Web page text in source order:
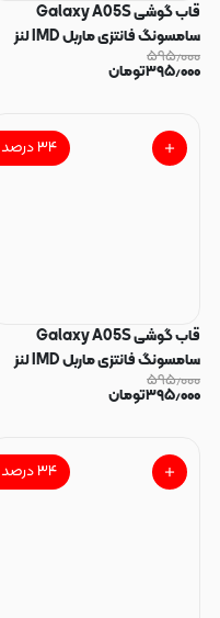
قاب گوشی Galaxy A05S
سامسونگ فانتزی ماربل IMD لنز
نگین دار دور مات دکمه کرومی طرح
پاپیون کیوت کد 165917
۵۹۵٫۰۰۰
۳۹۵٫۰۰۰تومان
۳۴درصد
قاب گوشی Galaxy A05S
سامسونگ فانتزی ماربل IMD لنز
نگین دار دور مات دکمه کرومی طرح
پاپیون کیوت کد 165915
۵۹۵٫۰۰۰
۳۹۵٫۰۰۰تومان
۳۴درصد